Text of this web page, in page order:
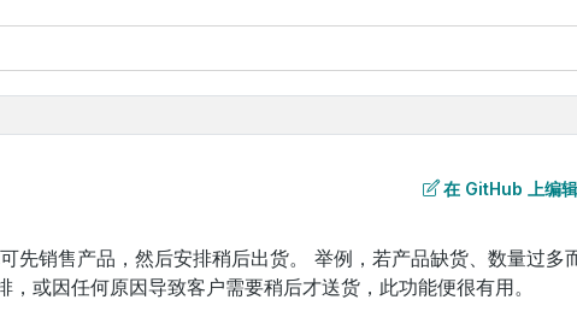
先销售产品，然后安排稍后出货。 举例，若产品缺货、数量过多
，或因任何原因导致客户需要稍后才送货，此功能便很有用。
在 GitHub 上编辑